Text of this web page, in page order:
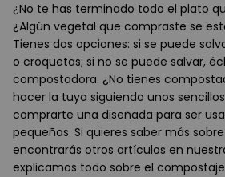
¿No te has terminado todo el plato
¿Algún vegetal que compraste se
Tienes dos opciones: si se puede
o croquetas; si no se puede salvar,
compostadora. ¿No tienes
hacer la tuya siguiendo unos
comprarte una diseñada para ser
pequeños. Si quieres saber más
encontrarás otros artículos en
explicamos todo sobre el